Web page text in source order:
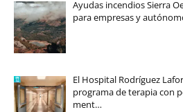
Ayudas incendios Sierra
para empresas y
El Hospital Rodríguez
programa de terapia con
ment…